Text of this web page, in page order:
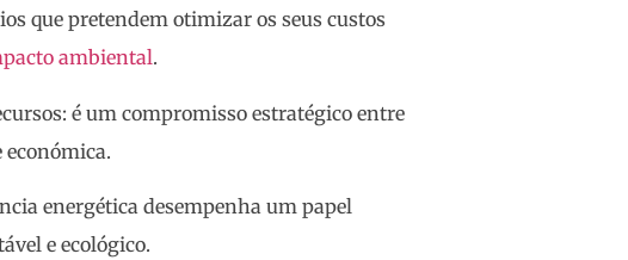
que pretendem otimizar os seus custos
ambiental.
é um compromisso estratégico entre
energética desempenha um papel
e ecológico.